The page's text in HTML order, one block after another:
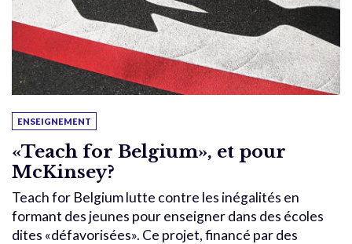
ENSEIGNEMENT
«Teach for Belgium», et pour
McKinsey?
Teach for Belgium lutte contre les inégalités en
formant des jeunes pour enseigner dans des écoles
dites «défavorisées». Ce projet, financé par des